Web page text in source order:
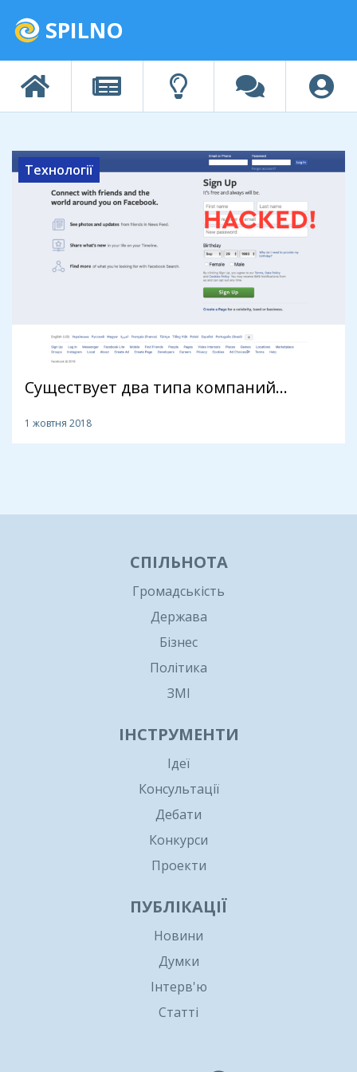
SPILNO
Технології
Существует два типа компаний…
1 жовтня 2018
СПІЛЬНОТА
Громадськість
Держава
Бізнес
Політика
ЗМІ
ІНСТРУМЕНТИ
Ідеї
Консультації
Дебати
Конкурси
Проекти
ПУБЛІКАЦІЇ
Новини
Думки
Інтерв'ю
Статті